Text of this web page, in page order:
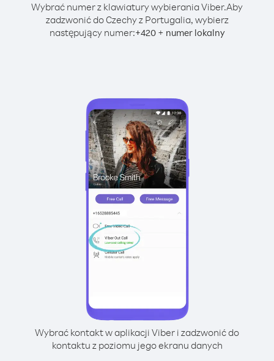
Wybrać numer z klawiatury wybierania Viber.Aby
zadzwonić do Czechy z Portugalia, wybierz
następujący numer:+420+ numer lokalny
Wybrać kontakt w aplikacji Viber i zadzwonić do
kontaktu z poziomu jego ekranu danych